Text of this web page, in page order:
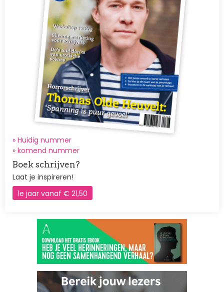
» Huidig nummer
» komend nummer
Boek schrijven?
Laat je inspireren!
1e jaar vanaf € 21,50